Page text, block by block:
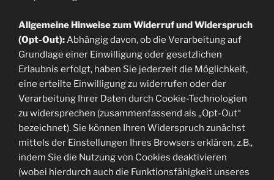
Allgemeine Hinweise zum Widerruf und Widerspruch
(Opt-Out): Abhängig davon, ob die Verarbeitung auf
Grundlage einer Einwilligung oder gesetzlichen
Erlaubnis erfolgt, haben Sie jederzeit die Möglichkeit,
eine erteilte Einwilligung zu widerrufen oder der
Verarbeitung Ihrer Daten durch Cookie-Technologien
zu widersprechen (zusammenfassend als „Opt-Out“
bezeichnet). Sie können Ihren Widerspruch zunächst
mittels der Einstellungen Ihres Browsers erklären, z.B.,
indem Sie die Nutzung von Cookies deaktivieren
(wobei hierdurch auch die Funktionsfähigkeit unseres